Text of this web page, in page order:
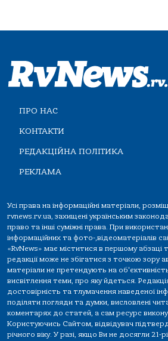
ПРО НАС
КОНТАКТИ
РЕДАКЦІЙНА ПОЛІТИКА
РЕКЛАМА
Усі права на інформаційні матеріали,
rvnews.rv.ua, захищені українським
право та інші суміжні права. При
інформаційних та фото-,відеоматеріалів
«RvNews» має міститися в першому абзаці
редакції може не збігатися з точкою зору
матеріали не претендують на
висвітлення теми, про яку йдеться.
достовірність та тлумачення наведеної
поділяти погляди та думки, висловлені
коментарях до статей, а сам ресурс
Користуючись Сайтом, відвідувач
річного віку. У разі, якщо Ви не досягли 21-